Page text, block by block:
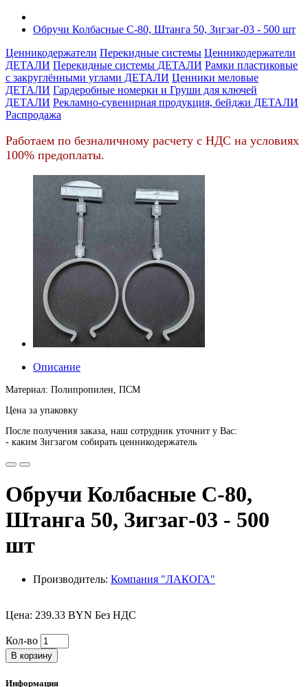
Обручи Колбасные С-80, Штанга 50, Зигзаг-03 - 500 шт
Ценникодержатели Перекидные системы Ценникодержатели
ДЕТАЛИ Перекидные системы ДЕТАЛИ Рамки пластиковые
c закруглёнными углами ДЕТАЛИ Ценники меловые
ДЕТАЛИ Гардеробные номерки и Груши для ключей
ДЕТАЛИ Рекламно-сувенирная продукция, бейджи ДЕТАЛИ
Распродажа
Работаем по безналичному расчету с НДС на условиях
100% предоплаты.
Описание
Материал: Полипропилен, ПСМ
Цена за упаковку
После получения заказа, наш сотрудник уточнит у Вас:
- каким Зигзагом собирать ценникодержатель
Обручи Колбасные С-80,
Штанга 50, Зигзаг-03 - 500
шт
Производитель: Компания "ЛАКОГА"
Цена: 239.33 BYN Без НДС
Кол-во
В корзину
Информация